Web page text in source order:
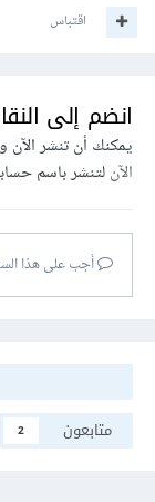
اقتباس
انضم إلى
يمكنك أن تنشر
الآنلتنشر باسم
أجب على هذا
متابعون
2